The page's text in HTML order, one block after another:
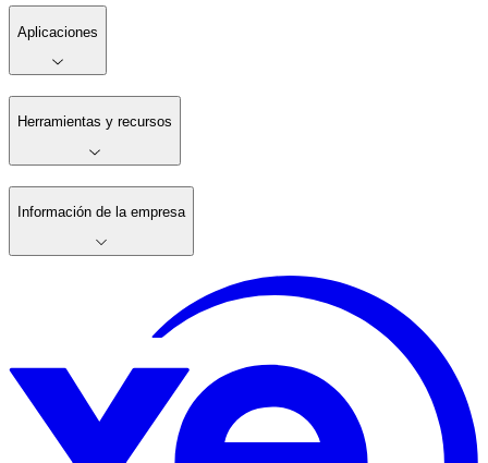
Aplicaciones
Herramientas y recursos
Información de la empresa